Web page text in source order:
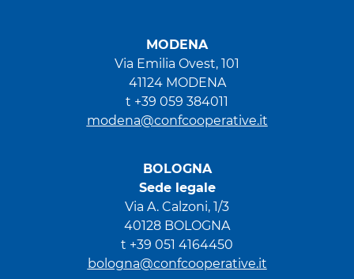
MODENA
Via Emilia Ovest, 101
41124 MODENA
t +39 059 384011
modena@confcooperative.it
BOLOGNA
Sede legale
Via A. Calzoni, 1/3
40128 BOLOGNA
t +39 051 4164450
bologna@confcooperative.it